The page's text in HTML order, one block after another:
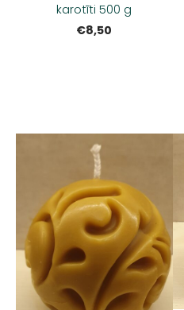
karotīti 500 g
€8,50